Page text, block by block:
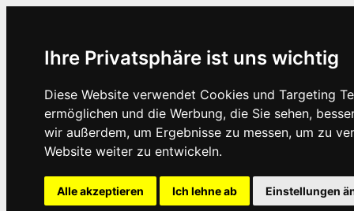
Ihre Privatsphäre ist uns wichtig
Diese Website verwendet Cookies und Targeting
ermöglichen und die Werbung, die Sie sehen,
wir außerdem, um Ergebnisse zu messen, um zu
Website weiter zu entwickeln.
Alle akzeptieren Ich lehne ab Einstellungen